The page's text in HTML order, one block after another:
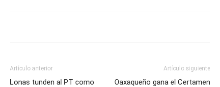
Artículo anterior
Lonas tunden al PT como
Artículo siguiente
Oaxaqueño gana el Certamen